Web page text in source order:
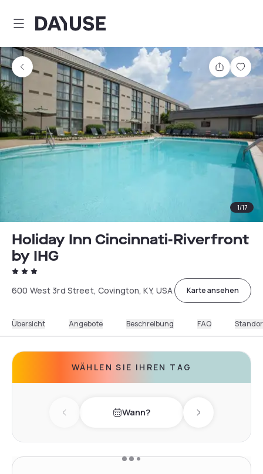
Dayuse
Teilen
1/17
Holiday Inn Cincinnati-Riverfront
by IHG
600 West 3rd Street, Covington, KY, USA Karte ansehen
Übersicht Angebote Beschreibung FAQ
WÄHLEN SIE IHREN TAG
Previous day Wann? Next day